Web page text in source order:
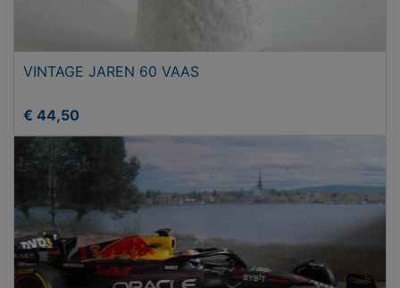
VINTAGE JAREN 60 VAAS
€ 44,50